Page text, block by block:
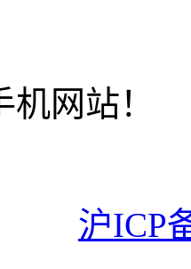
网站！
沪ICP